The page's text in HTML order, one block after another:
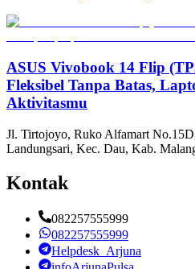
ASUS Vivobook 14 Flip
Fleksibel Tanpa Batas,
Aktivitasmu
Jl. Tirtojoyo, Ruko Alfamart
Landungsari, Kec. Dau, Kab.
Kontak
082257555999
082257555999
Helpdesk_Arjuna